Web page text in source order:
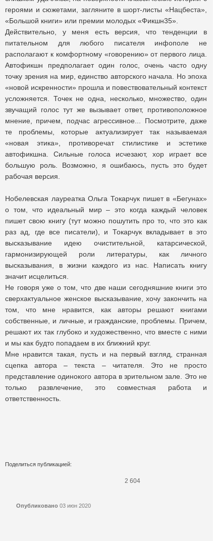
героями и сюжетами, загляните в шорт-листы «Нацбеста»,
«Большой книги» или премии молодых «Фикшн35».
Действительно, у меня есть версия, что тенденции в
питательном для любого писателя инфополе не
располагают к комфортному «говорению» от первого лица.
Автофикшн предполагает один голос, очень часто одну
точку зрения на мир, единство авторского начала. Но эпоха
«новой искренности» прошла и повествовательный контекст
усложняется. Точек не одна, несколько, множество, один
звучащий голос тут же вызывает ответ, противоположное
мнение, причем, подчас агрессивное... Посмотрите, даже
те проблемы, которые актуализирует так называемая
«новая этика», противоречат стилистике и эстетике
автофикшна. Сильные голоса исчезают, хор играет все
большую роль. Возможно, я ошибаюсь, пусть это будет
рабочая версия.
Нобелевская лауреатка Ольга Токарчук пишет в «Бегунах»
о том, что идеальный мир – это когда каждый человек
пишет свою книгу (тут можно пошутить про то, что это как
раз ад, где все писатели), и Токарчук вкладывает в это
высказывание идею очистительной, катарсической,
гармонизирующей роли литературы, как личного
высказывания, в жизни каждого из нас. Написать книгу
значит исцелиться.
Не говоря уже о том, что две наши сегодняшние книги это
сверхактуальное женское высказывание, хочу закончить на
том, что мне нравится, как авторы решают книгами
собственные, и личные, и гражданские, проблемы. Причем,
решают их так глубоко и художественно, что вместе с ними
и мы как будто попадаем в их ближний круг.
Мне нравится такая, пусть и на первый взгляд, странная
сцепка автора – текста – читателя. Это не просто
представление одинокого автора в зрительном зале. Это не
только развлечение, это совместная работа и
ответственность.
Поделиться публикацией:
2 604
Опубликовано 03 июн 2020